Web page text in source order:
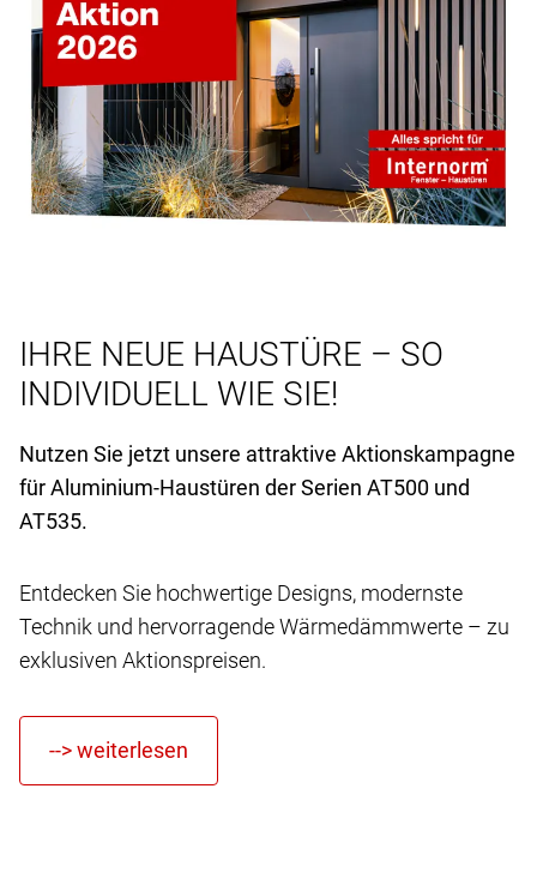
IHRE NEUE HAUSTÜRE – SO
INDIVIDUELL WIE SIE!
Nutzen Sie jetzt unsere attraktive Aktionskampagne
für Aluminium-Haustüren der Serien AT500 und
AT535.
Entdecken Sie hochwertige Designs, modernste
Technik und hervorragende Wärmedämmwerte – zu
exklusiven Aktionspreisen.